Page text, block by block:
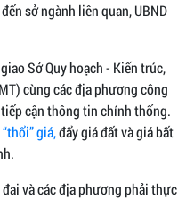
sở ngành liên quan, UBND
Sở Quy hoạch - Kiến trúc,
cùng các địa phương công
cận thông tin chính thống.
“thổi” giá,đẩy giá đất và giá bất
và các địa phương phải thực